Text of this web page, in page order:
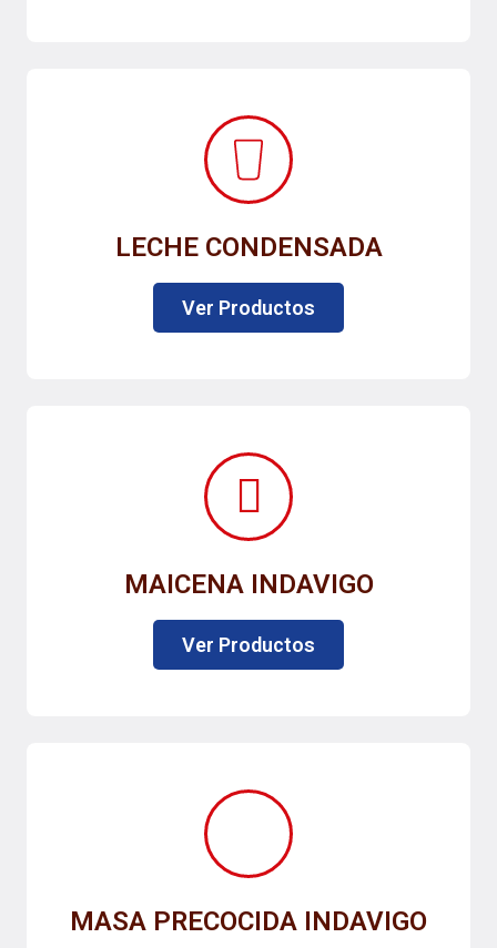
LECHE CONDENSADA
Ver Productos
MAICENA INDAVIGO
Ver Productos
MASA PRECOCIDA INDAVIGO